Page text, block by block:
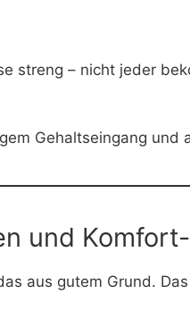
streng – nicht jeder
Gehaltseingang
und
aus gutem Grund.